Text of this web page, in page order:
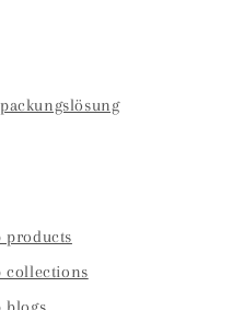
products
collections